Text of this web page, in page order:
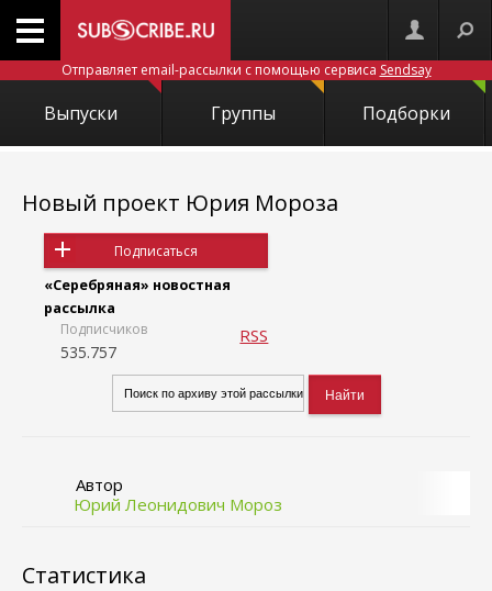
Отправляет email-рассылки с помощью сервиса Sendsay
Выпуски Группы Подборки
Новый проект Юрия Мороза
Подписаться
«Серебряная» новостная
рассылка
Подписчиков
535.757
RSS
Автор
Юрий Леонидович Мороз
Статистика